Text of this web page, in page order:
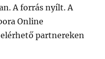
A forrás nyílt. A
Online
partnereken